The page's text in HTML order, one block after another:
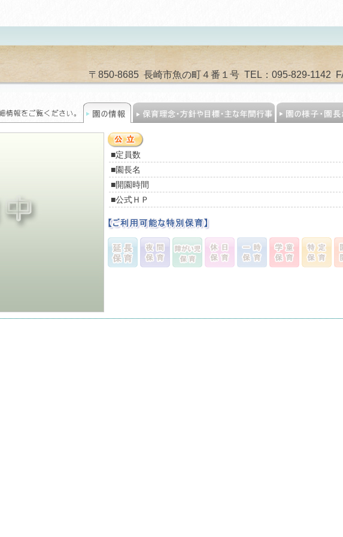
〒850-8685 長崎市魚の町４番１号 TEL：095-829-1142
■定員数
■園長名
■開園時間
■公式ＨＰ